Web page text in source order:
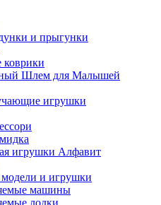
и прыгунки
Шлем для Малышей
игрушки
игрушки Алфавит
и игрушки
машины
лодки